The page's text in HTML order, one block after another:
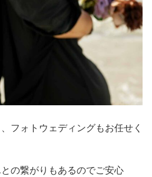
フォトウェディングもお任せく
の繋がりもあるのでご安心